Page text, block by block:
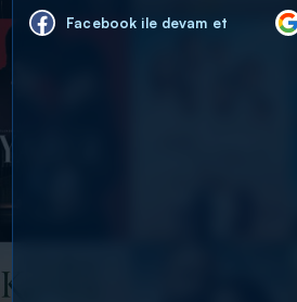
Facebook ile devam et